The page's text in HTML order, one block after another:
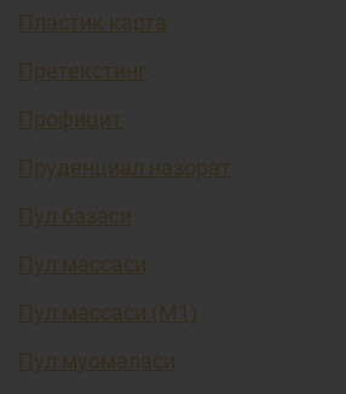
Пластик карта
Претекстинг
Профицит
Пруденциал назорат
Пул базаси
Пул массаси
Пул массаси (М1)
Пул муомаласи